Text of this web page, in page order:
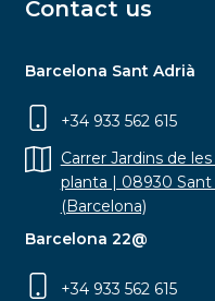
Contact us
Barcelona Sant Adrià
+34 933 562 615
Carrer Jardins de
planta | 08930 Sant
(Barcelona)
Barcelona 22@
+34 933 562 615